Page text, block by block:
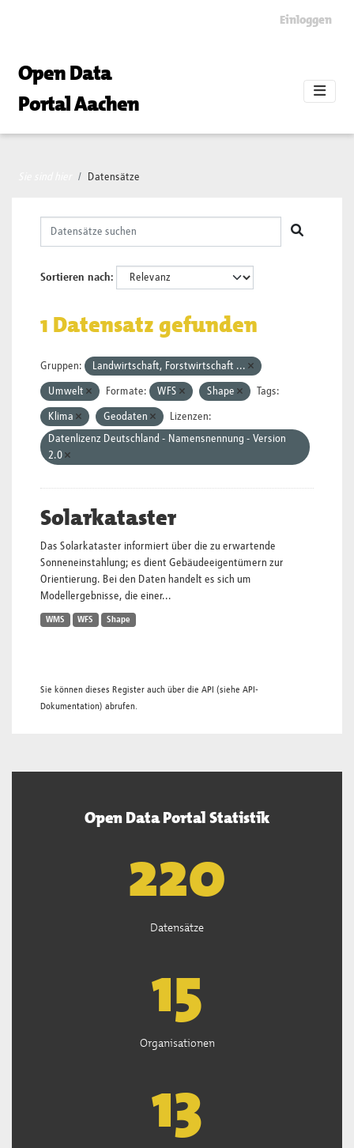
Einloggen
Open Data
Portal Aachen
Datensätze
Sortieren nach
1 Datensatz gefunden
Gruppen: Landwirtschaft, Forstwirtschaft ...
Umwelt Formate: WFS Shape Tags:
Klima Geodaten
Lizenzen:
Datenlizenz Deutschland - Namensnennung - Version
2.0
Solarkataster
Das Solarkataster informiert über die zu erwartende
Sonneneinstahlung; es dient Gebäudeeigentümern zur
Orientierung. Bei den Daten handelt es sich um
Modellergebnisse, die einer...
WMS WFS Shape
Sie können dieses Register auch über die API (siehe API-
Dokumentation) abrufen.
Open Data Portal Statistik
222
Datensätze
15
Organisationen
13